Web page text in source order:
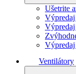
Ušetrite
Ventilátory